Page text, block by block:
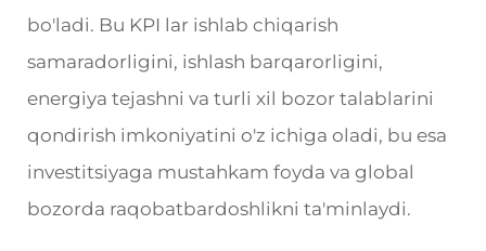
bo'ladi. Bu KPI lar ishlab chiqarish
samaradorligini, ishlash barqarorligini,
energiya tejashni va turli xil bozor talablarini
qondirish imkoniyatini o'z ichiga oladi, bu esa
investitsiyaga mustahkam foyda va global
bozorda raqobatbardoshlikni ta'minlaydi.